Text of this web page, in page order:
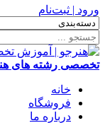
ورود | ثبت‌نام
تخصصی رشته های
خانه
فروشگاه
درباره ما